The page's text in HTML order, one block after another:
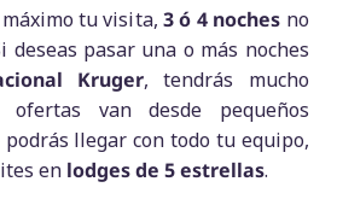
tu visita, 3 ó 4 noches no
deseas pasar una o más noches
Kruger, tendrás mucho
ofertas van desde pequeños
llegar con todo tu equipo,
en lodges de 5 estrellas.